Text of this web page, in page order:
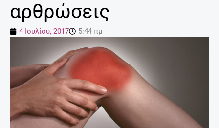
αρθρώσεις
4 Ιουλίου, 2017 5:44 πμ